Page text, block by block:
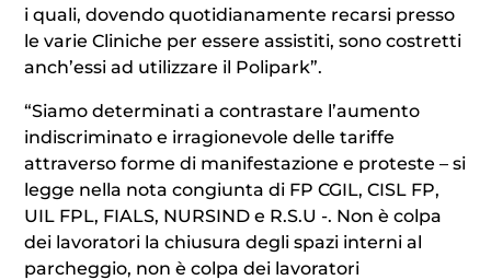
i quali, dovendo quotidianamente recarsi presso
le varie Cliniche per essere assistiti, sono costretti
anch’essi ad utilizzare il Polipark”.
“Siamo determinati a contrastare l’aumento
indiscriminato e irragionevole delle tariffe
attraverso forme di manifestazione e proteste – si
legge nella nota congiunta di FP CGIL, CISL FP,
UIL FPL, FIALS, NURSIND e R.S.U -. Non è colpa
dei lavoratori la chiusura degli spazi interni al
parcheggio, non è colpa dei lavoratori